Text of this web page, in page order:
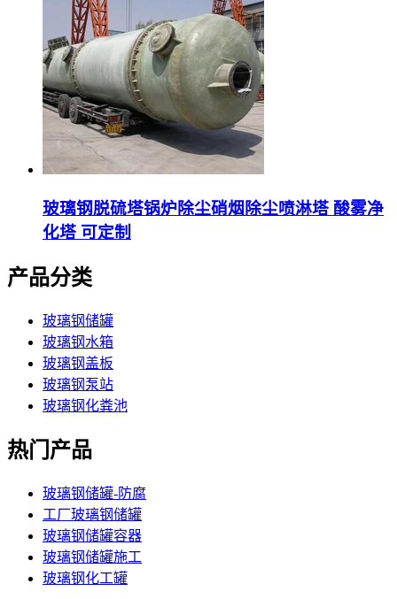
玻璃钢脱硫塔锅炉除尘硝烟除尘喷淋塔 酸雾净
化塔 可定制
产品分类
玻璃钢储罐
玻璃钢水箱
玻璃钢盖板
玻璃钢泵站
玻璃钢化粪池
热门产品
玻璃钢储罐-防腐
工厂玻璃钢储罐
玻璃钢储罐容器
玻璃钢储罐施工
玻璃钢化工罐